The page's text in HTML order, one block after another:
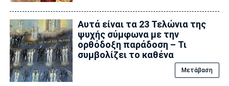
Αυτά είναι τα 23 Τελώνια της
ψυχής σύμφωνα με την
ορθόδοξη παράδοση – Τι
συμβολίζει το καθένα
Μετάβαση